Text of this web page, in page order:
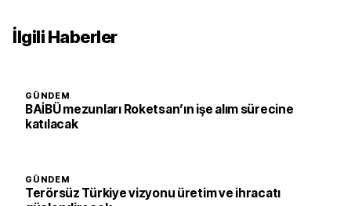
İlgili Haberler
GÜNDEM
BAİBÜ mezunları Roketsan’ın işe alım sürecine
katılacak
GÜNDEM
Terörsüz Türkiye vizyonu üretim ve ihracatı